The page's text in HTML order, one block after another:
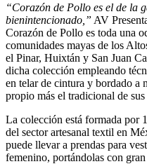
“Corazón de Pollo es el de la
bienintencionado,” AV
Corazón de Pollo es toda una
comunidades mayas de los
el Pinar, Huixtán y San Juan
dicha colección empleando
en telar de cintura y bordado a
propio más el tradicional de
La colección está formada por
del sector artesanal textil en
puede llevar a prendas para
femenino, portándolas con